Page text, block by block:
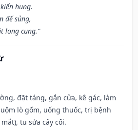
hung.
đế sủng,
long cung.”
đặt táng, gắn cửa, kê gác, làm
lò gốm, uống thuốc, trị bệnh
tu sửa cây cối.